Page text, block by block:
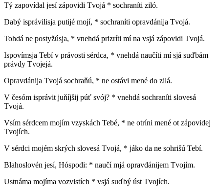
Tý zapovídal jesí zápovidi Tvojá * sochraníti ziló.
Dabý isprávilisja putijé mojí, * sochraníti opravdánija Tvojá.
Tohdá ne postyžúsja, * vnehdá prizríti mí na vsjá zápovidi Tvojá.
Ispovímsja Tebí v právosti sérdca, * vnehdá naučíti mí sjá suďbám
právdy Tvojejá.
Opravdánija Tvojá sochraňú, * ne ostávi mené do zilá.
V česóm isprávit juňíjšij púť svój? * vnehdá sochraníti slovesá
Tvojá.
Vsím sérdcem mojím vzyskách Tebé, * ne otríni mené ot zápovidej
Tvojích.
V sérdci mojém skrých slovesá Tvojá, * jáko da ne sohrišú Tebí.
Blahoslovén jesí, Hóspodi: * naučí mjá opravdánijem Tvojím.
Ustnáma mojíma vozvistích * vsjá suďbý úst Tvojích.